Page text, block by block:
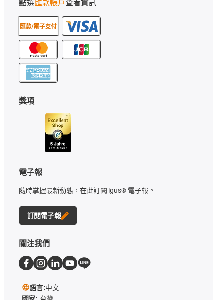
點選匯款帳戶查看資訊
匯款/電子支付
獎項
電子報
隨時掌握最新動態，在此訂閱 igus® 電子報。
訂閱電子報
關注我們
語言:中文